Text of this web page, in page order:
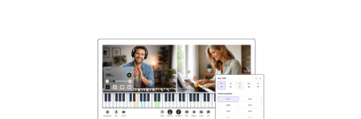
Klavier / Piano / Flügel
Klavier / Piano / Flügel